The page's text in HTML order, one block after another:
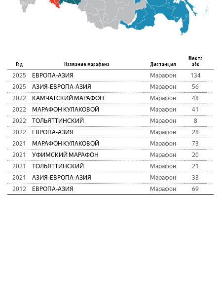
Год Название марафона Дистанция
Место
абс
2025 ЕВРОПА-АЗИЯ Марафон 134
2025
АЗИЯ-ЕВРОПА-АЗИЯ Марафон 56
2022
КАМЧАТСКИЙ МАРАФОН Марафон 48
2022
МАРАФОН КУЛАКОВОЙ Марафон 41
2022
ТОЛЬЯТТИНСКИЙ Марафон 8
2022
ЕВРОПА-АЗИЯ Марафон 28
2021
МАРАФОН КУЛАКОВОЙ Марафон 73
2021
УФИМСКИЙ МАРАФОН Марафон 20
2021
ТОЛЬЯТТИНСКИЙ Марафон 21
2021
АЗИЯ-ЕВРОПА-АЗИЯ Марафон 33
2012
ЕВРОПА-АЗИЯ Марафон 69